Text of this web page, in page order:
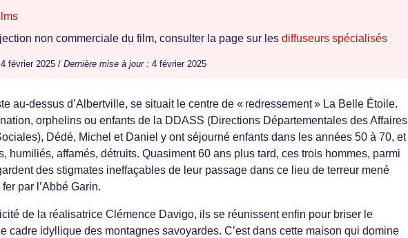
non commerciale du film, consulter la page sur les diffuseurs spécialisés
4 février 2025 / Dernière mise à jour : 4 février 2025
au-dessus d’Albertville, se situait le centre de « redressement » La Belle Étoile.
orphelins ou enfants de la DDASS (Directions Départementales des Affaires
Dédé, Michel et Daniel y ont séjourné enfants dans les années 50 à 70, et
humiliés, affamés, détruits. Quasiment 60 ans plus tard, ces trois hommes, parmi
des stigmates ineffaçables de leur passage dans ce lieu de terreur mené
par l’Abbé Garin.
de la réalisatrice Clémence Davigo, ils se réunissent enfin pour briser le
cadre idyllique des montagnes savoyardes. C’est dans cette maison qui domine